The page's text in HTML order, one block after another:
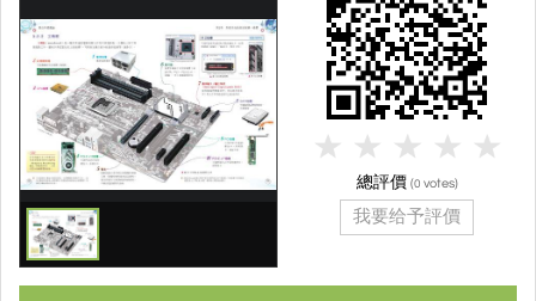
總評價 (0 votes)
我要给予評價